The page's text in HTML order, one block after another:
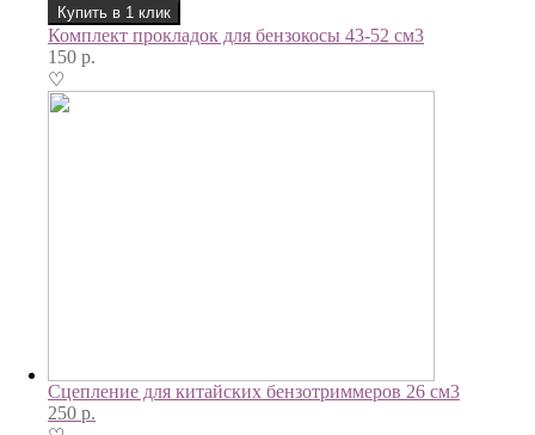
Купить в 1 клик
Комплект прокладок для бензокосы 43-52 см3
150 р.
♡
Сцепление для китайских бензотриммеров 26 см3
250 р.